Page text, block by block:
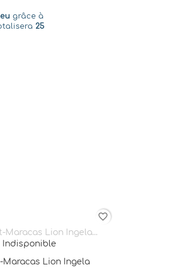
grâce à
25
favorite_border